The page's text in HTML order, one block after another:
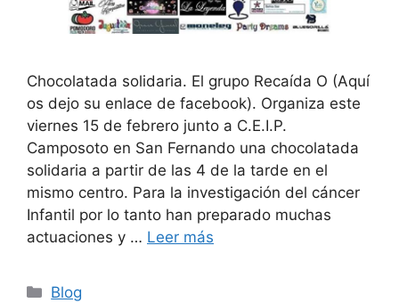
Chocolatada solidaria. El grupo Recaída O (Aquí
os dejo su enlace de facebook). Organiza este
viernes 15 de febrero junto a C.E.I.P.
Camposoto en San Fernando una chocolatada
solidaria a partir de las 4 de la tarde en el
mismo centro. Para la investigación del cáncer
Infantil por lo tanto han preparado muchas
actuaciones y … Leer más
Categorías
Blog